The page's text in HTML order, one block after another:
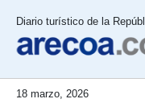
Diario turístico de la
18 marzo, 2026